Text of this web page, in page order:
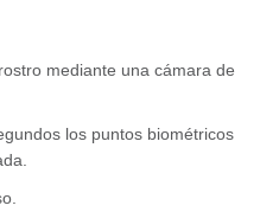
mediante una cámara de
los puntos biométricos